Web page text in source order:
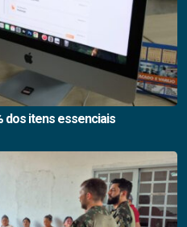
dos itens essenciais